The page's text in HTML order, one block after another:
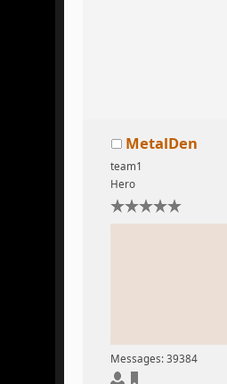
MetalDen
team1
Hero
Messages: 39384